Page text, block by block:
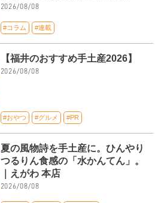
2026/08/08
#コラム #連載
【福井のおすすめ手土産2026】
2026/08/08
#おやつ #グルメ #PR
夏の風物詩を手土産に。ひんやり
つるりん食感の「水かんてん」。
｜えがわ 本店
2026/08/08